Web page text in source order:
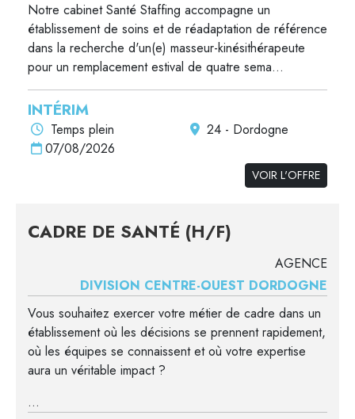
Notre cabinet Santé Staffing accompagne un
établissement de soins et de réadaptation de référence
dans la recherche d'un(e) masseur-kinésithérapeute
pour un remplacement estival de quatre sema...
INTÉRIM
Temps plein
24 - Dordogne
07/08/2026
VOIR L'OFFRE
CADRE DE SANTÉ (H/F)
AGENCE
DIVISION CENTRE-OUEST DORDOGNE
Vous souhaitez exercer votre métier de cadre dans un
établissement où les décisions se prennent rapidement,
où les équipes se connaissent et où votre expertise
aura un véritable impact ?
...